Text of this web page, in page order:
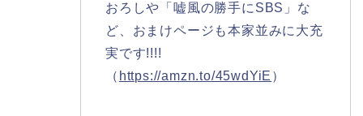
おろしや「嘘風の勝手にSBS」な
ど、おまけページも本家並みに大充
実です!!!!
（ https://amzn.to/45wdYiE ）